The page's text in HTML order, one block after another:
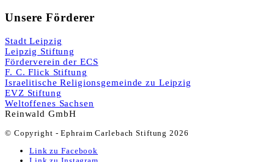
Unsere Förderer
Stadt Leipzig
Leipzig Stiftung
Förderverein der ECS
F. C. Flick Stiftung
Israelitische Religionsgemeinde zu Leipzig
EVZ Stiftung
Weltoffenes Sachsen
Reinwald GmbH
© Copyright - Ephraim Carlebach Stiftung 2026
Link zu Facebook